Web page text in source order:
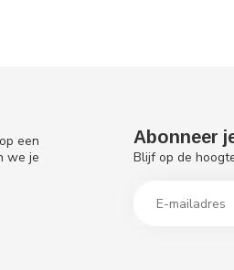
een
we je
Abonneer
Blijf op de